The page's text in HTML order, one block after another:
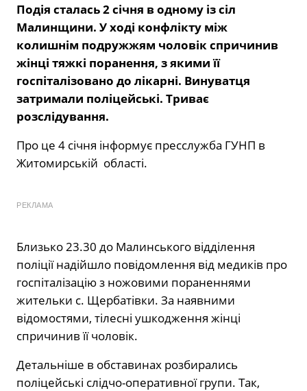
Подія сталась 2 січня в одному із сіл
Малинщини. У ході конфлікту між
колишнім подружжям чоловік спричинив
жінці тяжкі поранення, з якими її
госпіталізовано до лікарні. Винуватця
затримали поліцейські. Триває
розслідування.
Про це 4 січня інформує пресслужба ГУНП в
Житомирській області.
РЕКЛАМА
Близько 23.30 до Малинського відділення
поліції надійшло повідомлення від медиків про
госпіталізацію з ножовими пораненнями
жительки с. Щербатівки. За наявними
відомостями, тілесні ушкодження жінці
спричинив її чоловік.
Детальніше в обставинах розбирались
поліцейські слідчо-оперативної групи. Так,